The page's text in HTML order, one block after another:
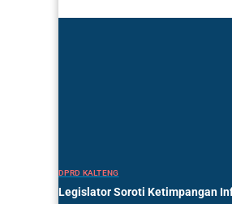
DPRD KALTENG
Legislator Soroti Ketimpangan